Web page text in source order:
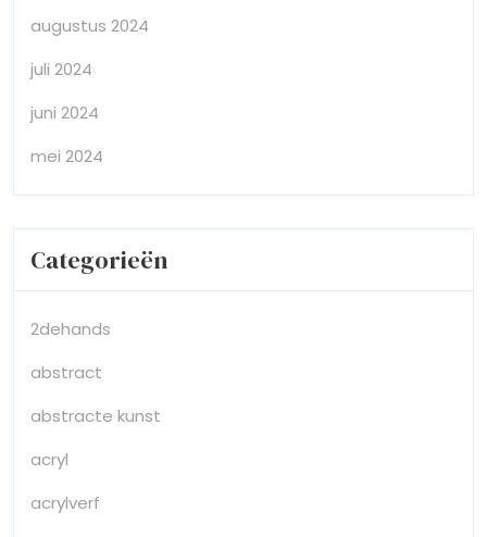
augustus 2024
juli 2024
juni 2024
mei 2024
Categorieën
2dehands
abstract
abstracte kunst
acryl
acrylverf